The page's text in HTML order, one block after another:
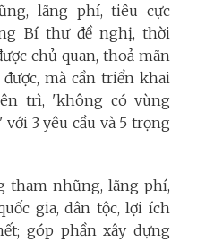
lãng phí, tiêu cực
Bí thư đề nghị, thời
chủ quan, thoả mãn
mà cần triển khai
trì, 'không có vùng
3 yêu cầu và 5 trọng
tham nhũng, lãng phí,
gia, dân tộc, lợi ích
góp phần xây dựng